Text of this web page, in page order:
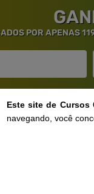
POR APENAS
Este site de Cursos
navegando, você